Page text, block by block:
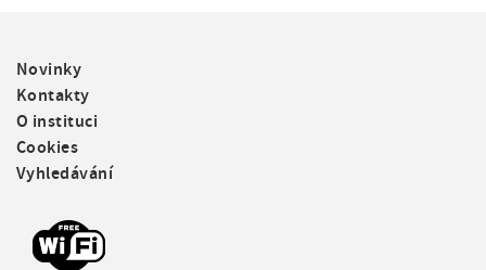
F
o
o
t
e
r
Novinky
Kontakty
O instituci
Cookies
Vyhledávání